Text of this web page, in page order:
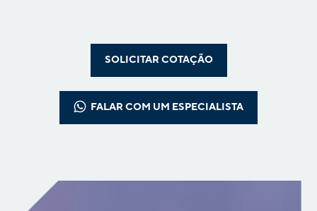
SOLICITAR COTAÇÃO
FALAR COM UM ESPECIALISTA